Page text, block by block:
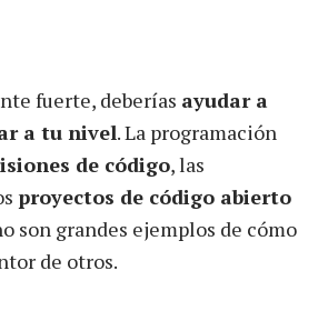
fuerte, deberías ayudar a
a tu nivel. La programación
de código, las
proyectos de código abierto
son grandes ejemplos de cómo
de otros.